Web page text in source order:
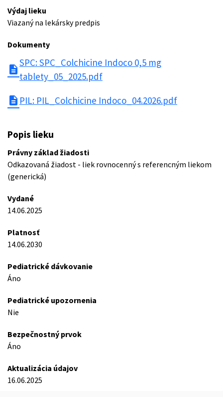
Výdaj lieku
Viazaný na lekársky predpis
Dokumenty
description
SPC: SPC_Colchicine Indoco 0,5 mg
tablety_05_2025.pdf
description PIL: PIL_Colchicine Indoco_04.2026.pdf
Popis lieku
Právny základ žiadosti
Odkazovaná žiadost - liek rovnocenný s referencným liekom
(generická)
Vydané
14.06.2025
Platnosť
14.06.2030
Pediatrické dávkovanie
Áno
Pediatrické upozornenia
Nie
Bezpečnostný prvok
Áno
Aktualizácia údajov
16.06.2025